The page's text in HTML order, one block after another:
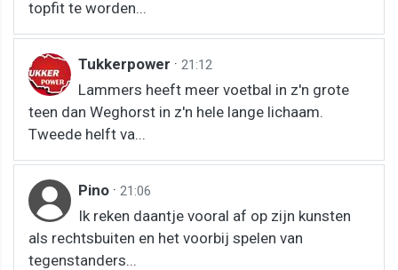
topfit te worden...
Tukkerpower · 21:12
Lammers heeft meer voetbal in z'n grote
teen dan Weghorst in z'n hele lange lichaam.
Tweede helft va...
Pino · 21:06
Ik reken daantje vooral af op zijn kunsten
als rechtsbuiten en het voorbij spelen van
tegenstanders...